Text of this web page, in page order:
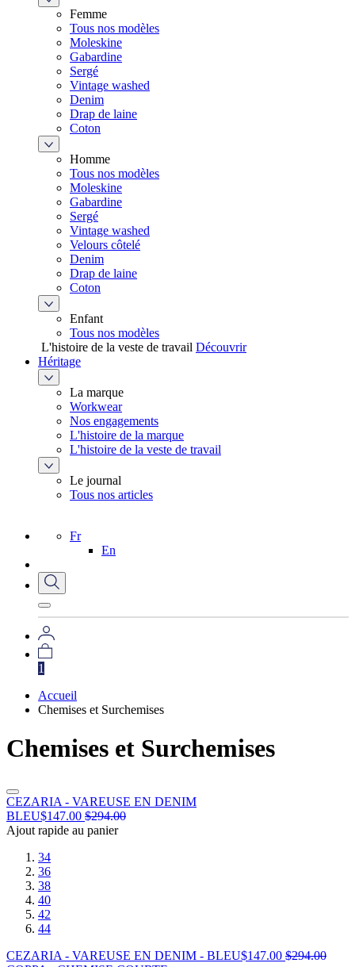
Femme
Tous nos modèles
Moleskine
Gabardine
Sergé
Vintage washed
Denim
Drap de laine
Coton
Homme
Tous nos modèles
Moleskine
Gabardine
Sergé
Vintage washed
Velours côtelé
Denim
Drap de laine
Coton
Enfant
Tous nos modèles
L'histoire de la veste de travail Découvrir
Héritage
La marque
Workwear
Nos engagements
L'histoire de la marque
L'histoire de la veste de travail
Le journal
Tous nos articles
Fr
En
1
Accueil
Chemises et Surchemises
Chemises et Surchemises
CEZARIA - VAREUSE EN DENIM
BLEU$147.00 $294.00
Ajout rapide au panier
34
36
38
40
42
44
CEZARIA - VAREUSE EN DENIM - BLEU$147.00 $294.00